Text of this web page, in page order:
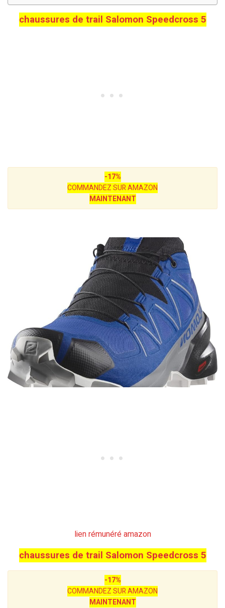
chaussures de trail Salomon Speedcross 5
-17%
COMMANDEZ SUR AMAZON
MAINTENANT
lien rémunéré amazon
chaussures de trail Salomon Speedcross 5
-17%
COMMANDEZ SUR AMAZON
MAINTENANT